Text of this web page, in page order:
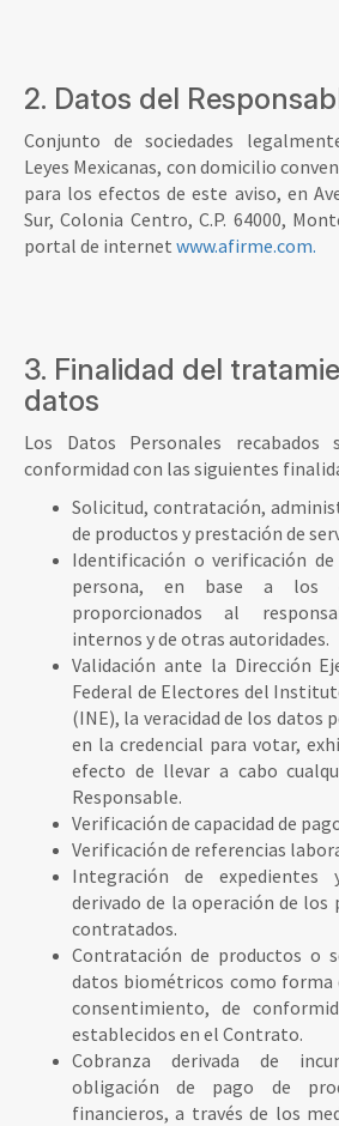
2. Datos del
Conjunto de sociedades
Leyes Mexicanas, con domicilio
para los efectos de este aviso, en
Sur, Colonia Centro, C.P. 64000,
portal de internet www.afirme.com.
3. Finalidad del
datos
Los Datos Personales recabados
conformidad con las siguientes
Solicitud, contratación,
de productos y prestación de
Identificación o verificación
persona, en base a los
proporcionados al
internos y de otras autoridades.
Validación ante la Dirección
Federal de Electores del
(INE), la veracidad de los datos
en la credencial para votar,
efecto de llevar a cabo
Responsable.
Verificación de capacidad de
Verificación de referencias
Integración de
derivado de la operación de los
contratados.
Contratación de productos o
datos biométricos como forma
consentimiento, de
establecidos en el Contrato.
Cobranza derivada de
obligación de pago de
financieros, a través de los